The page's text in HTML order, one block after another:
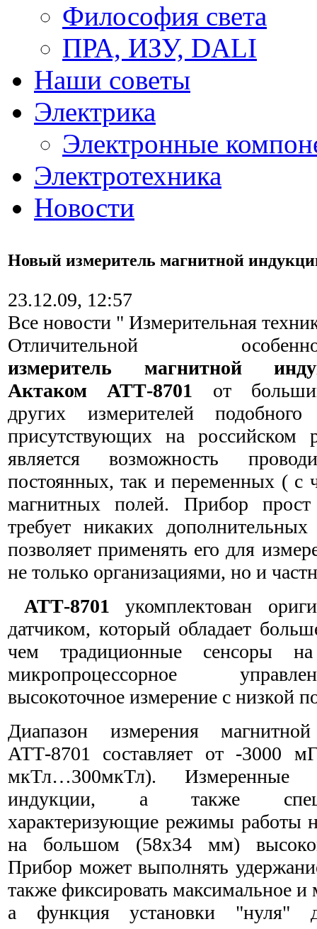
Философия света
ПРА, ИЗУ, DALI
Наши советы
Электрика
Электронные
Электротехника
Новости
Новый измеритель магнитной
23.12.09, 12:57
Все новости " Измерительная
Отличительной
измеритель магнитной
Актаком АТТ-8701 от
других измерителей подобного
присутствующих на российском
является возможность
постоянных, так и переменных ( с
магнитных полей. Прибор
требует никаких
позволяет применять его для
не только организациями, но и
АТТ-8701 укомплектован
датчиком, который обладает
чем традиционные сенсоры
микропроцессорное
высокоточное измерение с низкой
Диапазон измерения
АТТ-8701 составляет от -3000
мкТл…300мкТл). Измеренные
индукции, а также
характеризующие режимы работы
на большом (58х34 мм)
Прибор может выполнять
также фиксировать максимальное и
а функция установки "нуля"